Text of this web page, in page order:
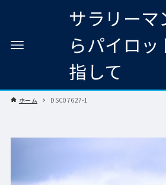
サラリーマ
らパイロッ
指して
ホーム DSC07627-1